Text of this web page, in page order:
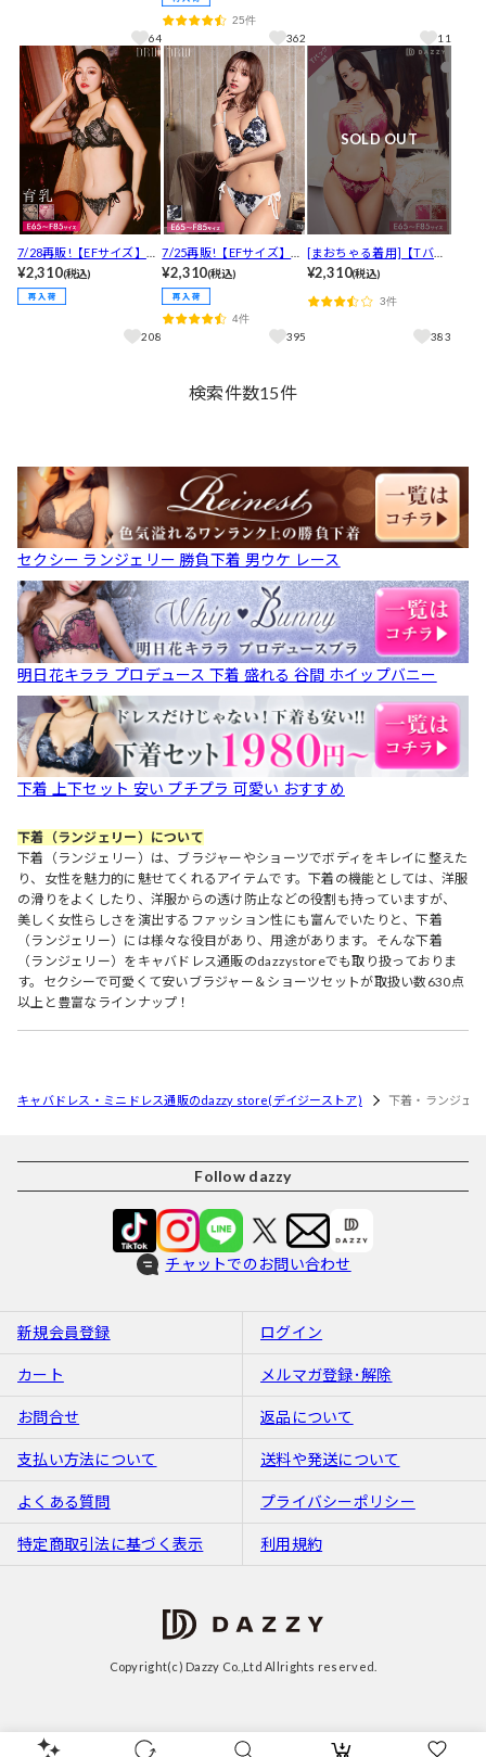
ツ[推し]
64
25件
362
ク/ラグドール[推し]
11
7/28再販!【EFサイズ】ヌ
ーディーレース育乳ブラ
ジャー&サイド紐バック透
けフルバックショーツ[推
¥2,310(税込)
208
7/25再販!【EFサイズ】グ
ラジオラスflowerレース
ブラジャー&サイド紐･バ
ック透けフルバックショ
ーツ[推し]
¥2,310(税込)
4件
395
SOLD OUT
[まおちゃる着用]【Tバッ
ク】【EFサイズ】エレガ
ラジャー&サイド紐Tバッ
¥2,310(税込)
3件
383
検索件数15件
セクシー ランジェリー 勝負下着 男ウケ レース
明日花キララ プロデュース 下着 盛れる 谷間 ホイップバニー
下着 上下セット 安い プチプラ 可愛い おすすめ
下着（ランジェリー）について
下着（ランジェリー）は、ブラジャーやショーツでボディをキレイに整えた
り、女性を魅力的に魅せてくれるアイテムです。下着の機能としては、洋服
の滑りをよくしたり、洋服からの透け防止などの役割も持っていますが、
美しく女性らしさを演出するファッション性にも富んでいたりと、下着
（ランジェリー）には様々な役目があり、用途があります。そんな下着
（ランジェリー）をキャバドレス通販のdazzystoreでも取り扱っておりま
す。セクシーで可愛くて安いブラジャー＆ショーツセットが取扱い数630点
以上と豊富なラインナップ！
キャバドレス・ミニドレス通販のdazzy store(デイジーストア) 下着・ランジェ
Follow dazzy
チャットでのお問い合わせ
新規会員登録 ログイン
カート メルマガ登録･解除
お問合せ 返品について
支払い方法について 送料や発送について
よくある質問 プライバシーポリシー
特定商取引法に基づく表示 利用規約
Copyright(c) Dazzy Co.,Ltd Allrights reserved.